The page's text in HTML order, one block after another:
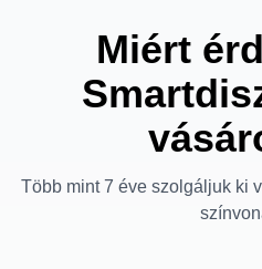
Miért
Több mint 7 éve szolgáljuk ki